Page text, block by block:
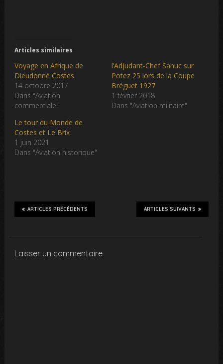
Articles similaires
Voyage en Afrique de
Dieudonné Costes
14 octobre 2017
Dans "Aviation
commerciale"
l’Adjudant-Chef Sahuc sur
Potez 25 lors de la Coupe
Bréguet 1927
1 février 2018
Dans "Aviation militaire"
Le tour du Monde de
Costes et Le Brix
1 juin 2021
Dans "Aviation historique"
ARTICLES SUIVANTS
ARTICLES PRÉCÉDENTS
Laisser un commentaire